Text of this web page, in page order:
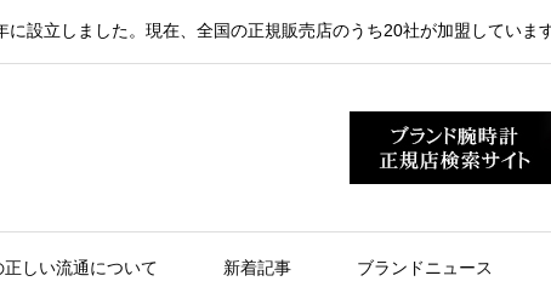
設立しました。現在、全国の正規販売店のうち20社が加盟しています
しい流通について 新着記事 ブランドニュース